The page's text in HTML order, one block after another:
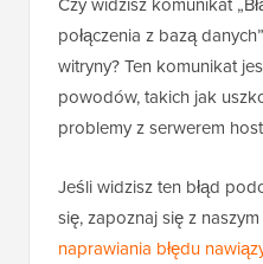
połączenia z bazą
witryny? Ten komunikat
powodów, takich jak
problemy z serwerem
Jeśli widzisz ten błąd
się, zapoznaj się z
naprawiania błędu